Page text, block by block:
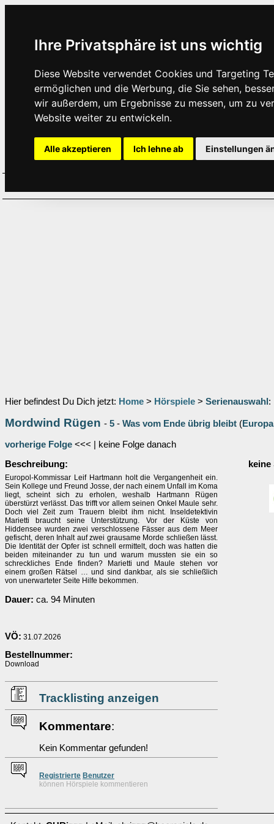
Ihre Privatsphäre ist uns wichtig
Diese Website verwendet Cookies und Targeting
ermöglichen und die Werbung, die Sie sehen,
wir außerdem, um Ergebnisse zu messen, um zu
Website weiter zu entwickeln.
Alle akzeptieren Ich lehne ab Einstellungen
Hier befindest Du Dich jetzt: Home > Hörspiele > Serienauswahl :
Mordwind Rügen - 5 - Was vom Ende übrig bleibt (
vorherige Folge <<< | keine Folge danach
Beschreibung:
Europol-Kommissar Leif Hartmann holt die Vergangenheit ein.
Sein Kollege und Freund Josse, der nach einem Unfall im Koma
liegt, scheint sich zu erholen, weshalb Hartmann Rügen
überstürzt verlässt. Das trifft vor allem seinen Onkel Maule sehr.
Doch viel Zeit zum Trauern bleibt ihm nicht. Inseldetektivin
Marietti braucht seine Unterstützung. Vor der Küste von
Hiddensee wurden zwei verschlossene Fässer aus dem Meer
gefischt, deren Inhalt auf zwei grausame Morde schließen lässt.
Die Identität der Opfer ist schnell ermittelt, doch was hatten die
beiden miteinander zu tun und warum mussten sie ein so
schreckliches Ende finden? Marietti und Maule stehen vor
einem großen Rätsel … und sind dankbar, als sie schließlich
von unerwarteter Seite Hilfe bekommen.
Dauer: ca. 94 Minuten
VÖ: 31.07.2026
Bestellnummer:
Download
Tracklisting anzeigen
Kommentare:
Kein Kommentar gefunden!
Registrierte Benutzer
können Hörspiele kommentieren